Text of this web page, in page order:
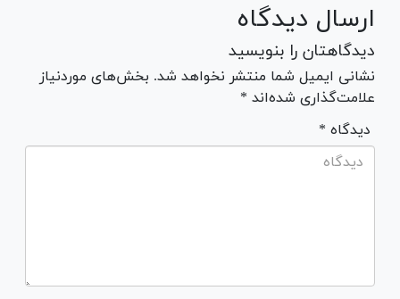
ارسال دیدگاه
دیدگاهتان را بنویسید
نشانی ایمیل شما منتشر نخواهد شد. بخش‌های موردنیاز
علامت‌گذاری شده‌اند *
* دیدگاه